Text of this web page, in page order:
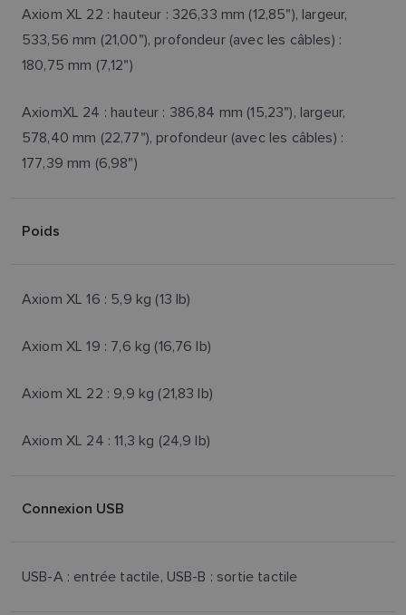
Axiom XL 22 : hauteur : 326,33 mm (12,85"), largeur,
533,56 mm (21,00"), profondeur (avec les câbles) :
180,75 mm (7,12")
AxiomXL 24 : hauteur : 386,84 mm (15,23"), largeur,
578,40 mm (22,77"), profondeur (avec les câbles) :
177,39 mm (6,98")
Poids
Axiom XL 16 : 5,9 kg (13 lb)
Axiom XL 19 : 7,6 kg (16,76 lb)
Axiom XL 22 : 9,9 kg (21,83 lb)
Axiom XL 24 : 11,3 kg (24,9 lb)
Connexion USB
USB-A : entrée tactile, USB-B : sortie tactile